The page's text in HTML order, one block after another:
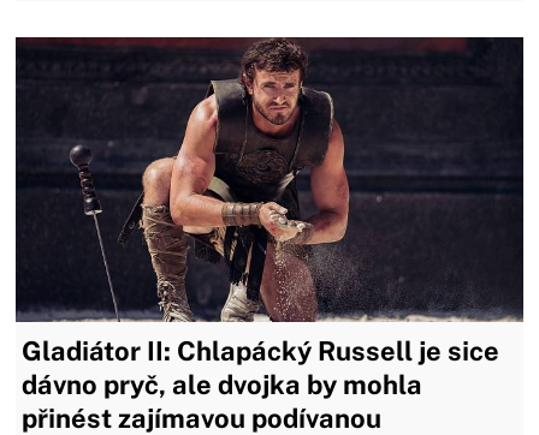
Gladiátor II: Chlapácký Russell je sice
dávno pryč, ale dvojka by mohla
přinést zajímavou podívanou